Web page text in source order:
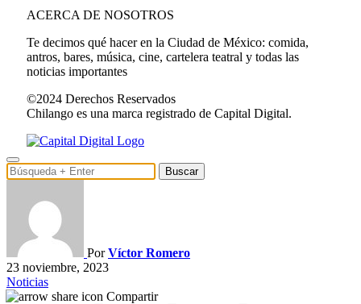
ACERCA DE NOSOTROS
Te decimos qué hacer en la Ciudad de México: comida,
antros, bares, música, cine, cartelera teatral y todas las
noticias importantes
©2024 Derechos Reservados
Chilango es una marca registrado de Capital Digital.
Buscar
PorVíctor Romero
23 noviembre, 2023
Noticias
Compartir